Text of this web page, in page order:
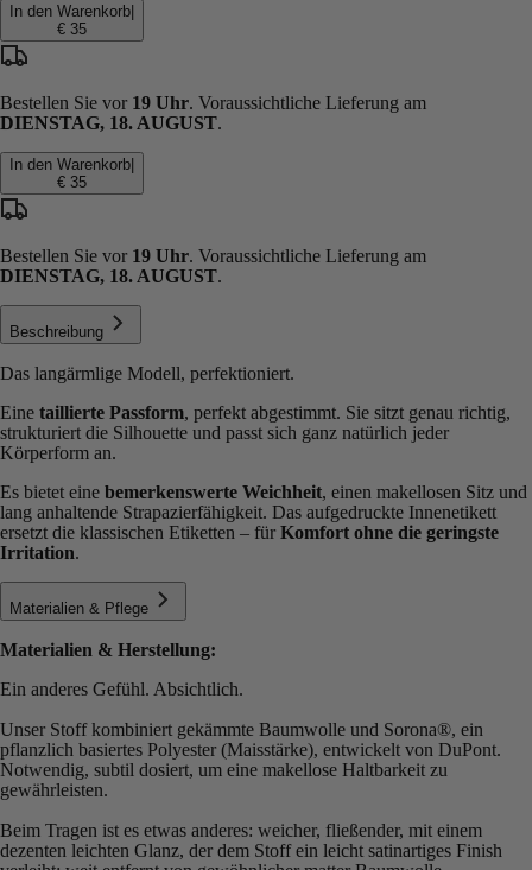
In den Warenkorb
€ 35
Bestellen Sie vor 19 Uhr. Voraussichtliche Lieferung am
DIENSTAG, 18. AUGUST.
In den Warenkorb
€ 35
Bestellen Sie vor 19 Uhr. Voraussichtliche Lieferung am
DIENSTAG, 18. AUGUST.
Beschreibung
Das langärmlige Modell, perfektioniert.
Eine taillierte Passform, perfekt abgestimmt. Sie sitzt genau richtig,
strukturiert die Silhouette und passt sich ganz natürlich jeder
Körperform an.
Es bietet eine bemerkenswerte Weichheit, einen makellosen Sitz und
lang anhaltende Strapazierfähigkeit. Das aufgedruckte Innenetikett
ersetzt die klassischen Etiketten – für Komfort ohne die geringste
Irritation.
Materialien & Pflege
Materialien & Herstellung:
Ein anderes Gefühl. Absichtlich.
Unser Stoff kombiniert gekämmte Baumwolle und Sorona®️, ein
pflanzlich basiertes Polyester (Maisstärke), entwickelt von DuPont.
Notwendig, subtil dosiert, um eine makellose Haltbarkeit zu
gewährleisten.
Beim Tragen ist es etwas anderes: weicher, fließender, mit einem
dezenten leichten Glanz, der dem Stoff ein leicht satinartiges Finish